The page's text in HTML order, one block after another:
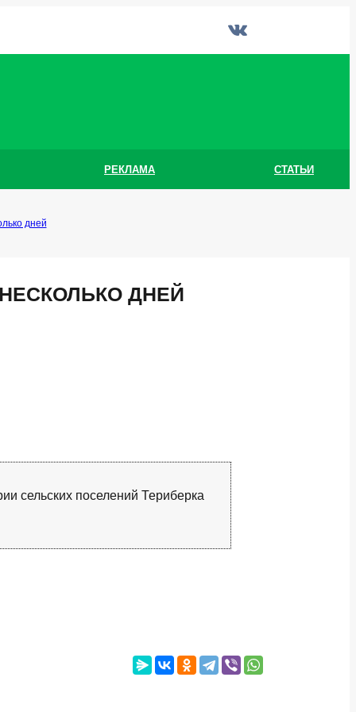
РЕКЛАМА СТАТЬИ
дней
ДНЕЙ
сельских поселений Териберка